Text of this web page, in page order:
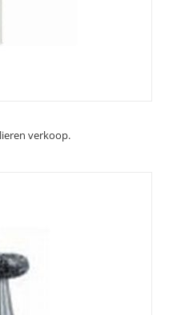
verkoop.